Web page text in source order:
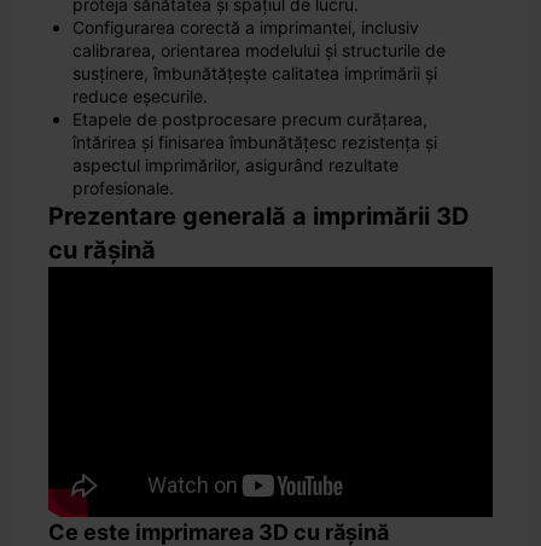
proteja sănătatea și spațiul de lucru.
Configurarea corectă a imprimantei, inclusiv
calibrarea, orientarea modelului și structurile de
susținere, îmbunătățește calitatea imprimării și
reduce eșecurile.
Etapele de postprocesare precum curățarea,
întărirea și finisarea îmbunătățesc rezistența și
aspectul imprimărilor, asigurând rezultate
profesionale.
Prezentare generală a imprimării 3D
cu rășină
Ce este imprimarea 3D cu rășină